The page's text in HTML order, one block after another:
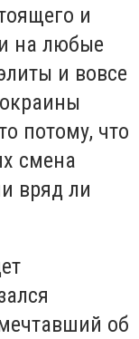
и
на любые
и вовсе
потому, что
смена
вряд ли
об